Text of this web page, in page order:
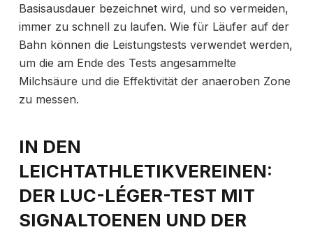
Basisausdauer bezeichnet wird, und so vermeiden,
immer zu schnell zu laufen. Wie für Läufer auf der
Bahn können die Leistungstests verwendet werden,
um die am Ende des Tests angesammelte
Milchsäure und die Effektivität der anaeroben Zone
zu messen.
IN DEN
LEICHTATHLETIKVEREINEN:
DER LUC-LÉGER-TEST MIT
SIGNALTOENEN UND DER